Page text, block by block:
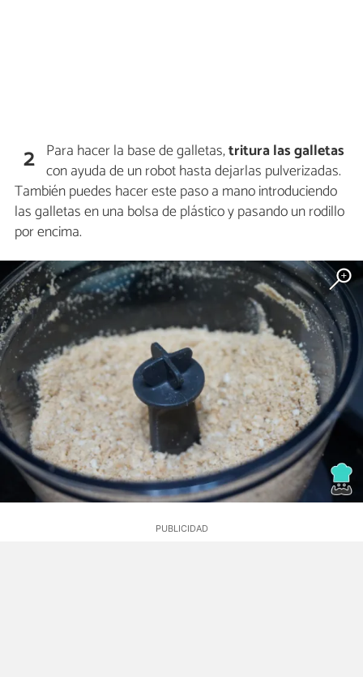
2 Para hacer la base de galletas,tritura las galletas
con ayuda de un robot hasta dejarlas pulverizadas.
También puedes hacer este paso a mano introduciendo
las galletas en una bolsa de plástico y pasando un rodillo
por encima.